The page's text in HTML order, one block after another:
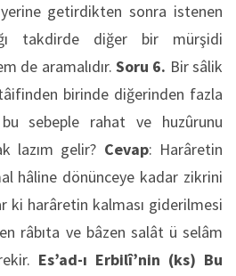
yerine getirdikten sonra istenen
takdirde diğer bir mürşidi
de aramalıdır. Soru 6. Bir sâlik
birinde diğerinden fazla
sebeple rahat ve huzûrunu
lazım gelir? Cevap: Harâretin
hâline dönünceye kadar zikrini
ki harâretin kalması giderilmesi
râbıta ve bâzen salât ü selâm
Es’ad-ı Erbilî’nin (ks) Bu